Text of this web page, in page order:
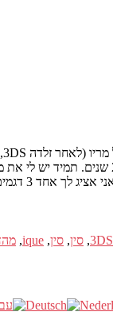
רכש במהלך הטיול האחרון
3DS
, סין, סין,
ique
,